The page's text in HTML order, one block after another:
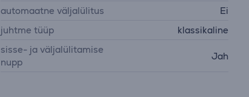
automaatne väljalülitus
Ei
juhtme tüüp
klassikaline
sisse- ja väljalülitamise
nupp
Jah